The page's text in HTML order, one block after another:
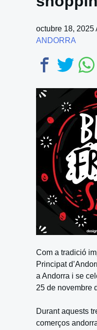
octubre 18, 2025
ANDORRA
Com a tradició
Principat
a Andorra i se
25 de novembre
Durant aquests
comerços